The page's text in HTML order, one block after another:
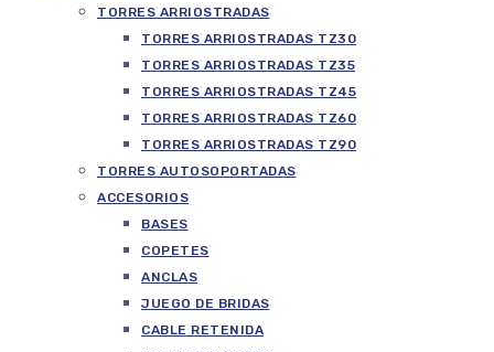
TORRES ARRIOSTRADAS
TORRES ARRIOSTRADAS TZ30
TORRES ARRIOSTRADAS TZ35
TORRES ARRIOSTRADAS TZ45
TORRES ARRIOSTRADAS TZ60
TORRES ARRIOSTRADAS TZ90
TORRES AUTOSOPORTADAS
ACCESORIOS
BASES
COPETES
ANCLAS
JUEGO DE BRIDAS
CABLE RETENIDA